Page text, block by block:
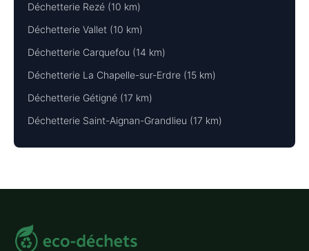
Déchetterie Rezé (10 km)
Déchetterie Vallet (10 km)
Déchetterie Carquefou (14 km)
Déchetterie La Chapelle-sur-Erdre (15 km)
Déchetterie Gétigné (17 km)
Déchetterie Saint-Aignan-Grandlieu (17 km)